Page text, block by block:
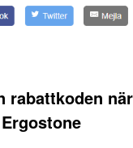
rabattkoden